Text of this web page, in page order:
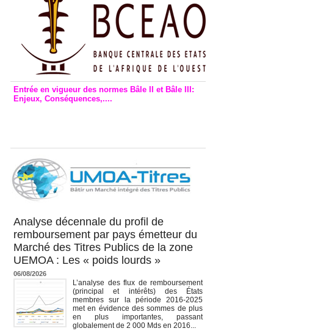
Entrée en vigueur des normes Bâle II et Bâle III:
Enjeux, Conséquences,....
Analyse décennale du profil de
remboursement par pays émetteur du
Marché des Titres Publics de la zone
UEMOA : Les « poids lourds »
06/08/2026
L’analyse des flux de remboursement
(principal et intérêts) des États
membres sur la période 2016-2025
met en évidence des sommes de plus
en plus importantes, passant
globalement de 2 000 Mds en 2016...